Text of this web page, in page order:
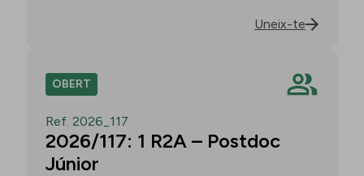
Uneix-te
OBERT
Ref. 2026_117
2026/117: 1 R2A – Postdoc
Júnior